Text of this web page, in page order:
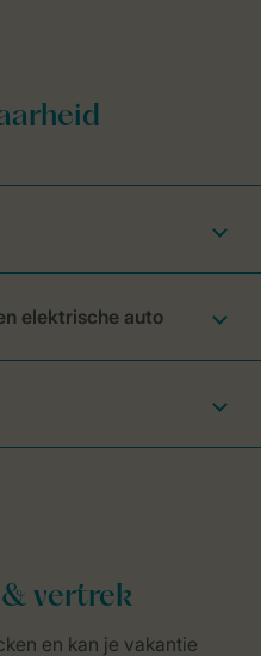
elektrische auto